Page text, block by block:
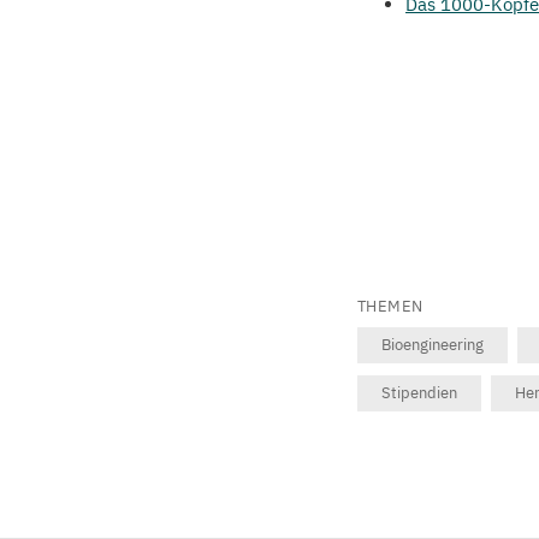
THEMEN
Bioengineering
Stipendien